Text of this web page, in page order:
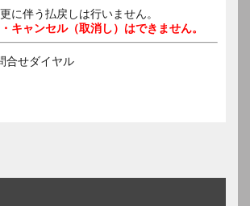
に伴う払戻しは行いません。
キャンセル（取消し）はできません。
合せダイヤル